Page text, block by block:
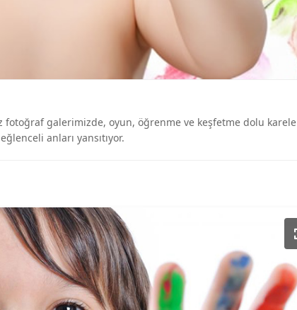
galerimizde, oyun, öğrenme ve keşfetme dolu
anları yansıtıyor.